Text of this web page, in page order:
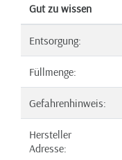
Gut zu wissen
Entsorgung:
Füllmenge:
Gefahrenhinweis:
Hersteller
Adresse: